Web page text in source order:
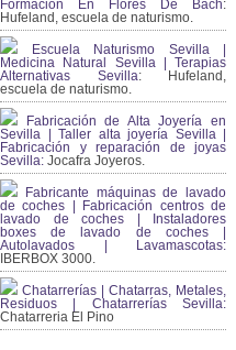
Formación En Flores De Bach:
Hufeland, escuela de naturismo.
Escuela Naturismo Sevilla |
Medicina Natural Sevilla | Terapias
Alternativas Sevilla: Hufeland,
escuela de naturismo.
Fabricación de Alta Joyería en
Sevilla | Taller alta joyería Sevilla |
Fabricación y reparación de joyas
Sevilla: Jocafra Joyeros.
Fabricante máquinas de lavado
de coches | Fabricación centros de
lavado de coches | Instaladores
boxes de lavado de coches |
Autolavados | Lavamascotas:
IBERBOX 3000.
Chatarrerías | Chatarras, Metales,
Residuos | Chatarrerías Sevilla:
Chatarreria El Pino